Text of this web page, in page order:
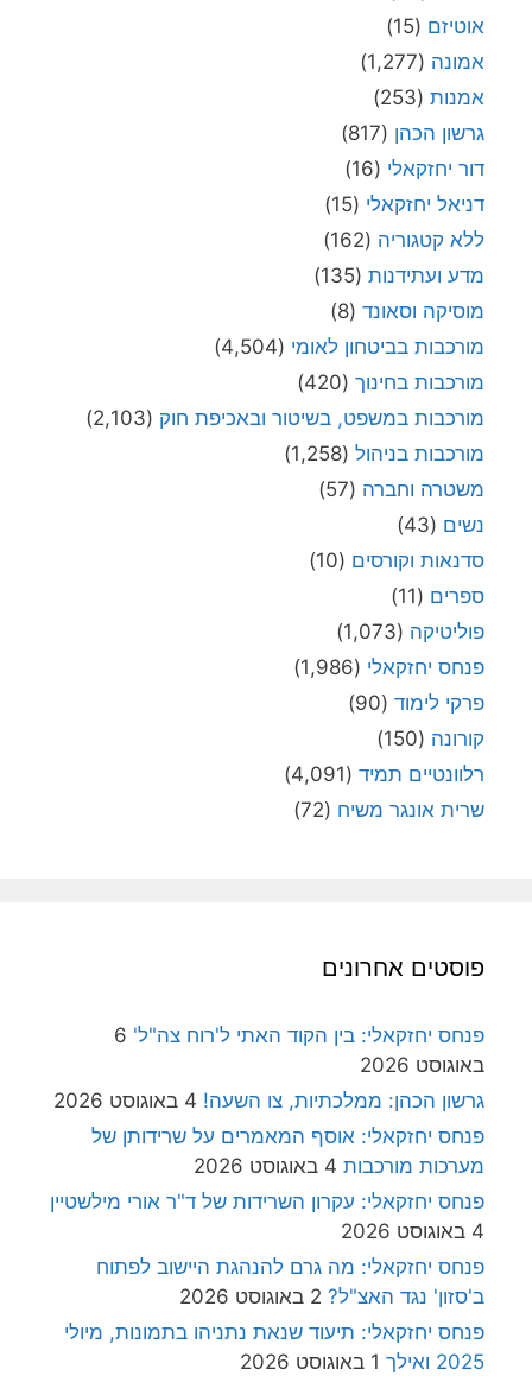
אוטיזם (15)
אמונה (1,277)
אמנות (253)
גרשון הכהן (817)
דור יחזקאלי (16)
דניאל יחזקאלי (15)
ללא קטגוריה (162)
מדע ועתידנות (135)
מוסיקה וסאונד (8)
מורכבות בביטחון לאומי (4,504)
מורכבות בחינוך (420)
מורכבות במשפט, בשיטור ובאכיפת חוק (2,103)
מורכבות בניהול (1,258)
משטרה וחברה (57)
נשים (43)
סדנאות וקורסים (10)
ספרים (11)
פוליטיקה (1,073)
פנחס יחזקאלי (1,986)
פרקי לימוד (90)
קורונה (150)
רלוונטיים תמיד (4,091)
שרית אונגר משיח (72)
פוסטים אחרונים
פנחס יחזקאלי: בין הקוד האתי ל'רוח צה"ל' 6
באוגוסט 2026
גרשון הכהן: ממלכתיות, צו השעה! 4 באוגוסט 2026
פנחס יחזקאלי: אוסף המאמרים על שרידותן של
מערכות מורכבות 4 באוגוסט 2026
פנחס יחזקאלי: עקרון השרידות של ד"ר אורי מילשטיין
4 באוגוסט 2026
פנחס יחזקאלי: מה גרם להנהגת היישוב לפתוח
ב'סזון' נגד האצ"ל? 2 באוגוסט 2026
פנחס יחזקאלי: תיעוד שנאת נתניהו בתמונות, מיולי
2025 ואילך
1 באוגוסט 2026